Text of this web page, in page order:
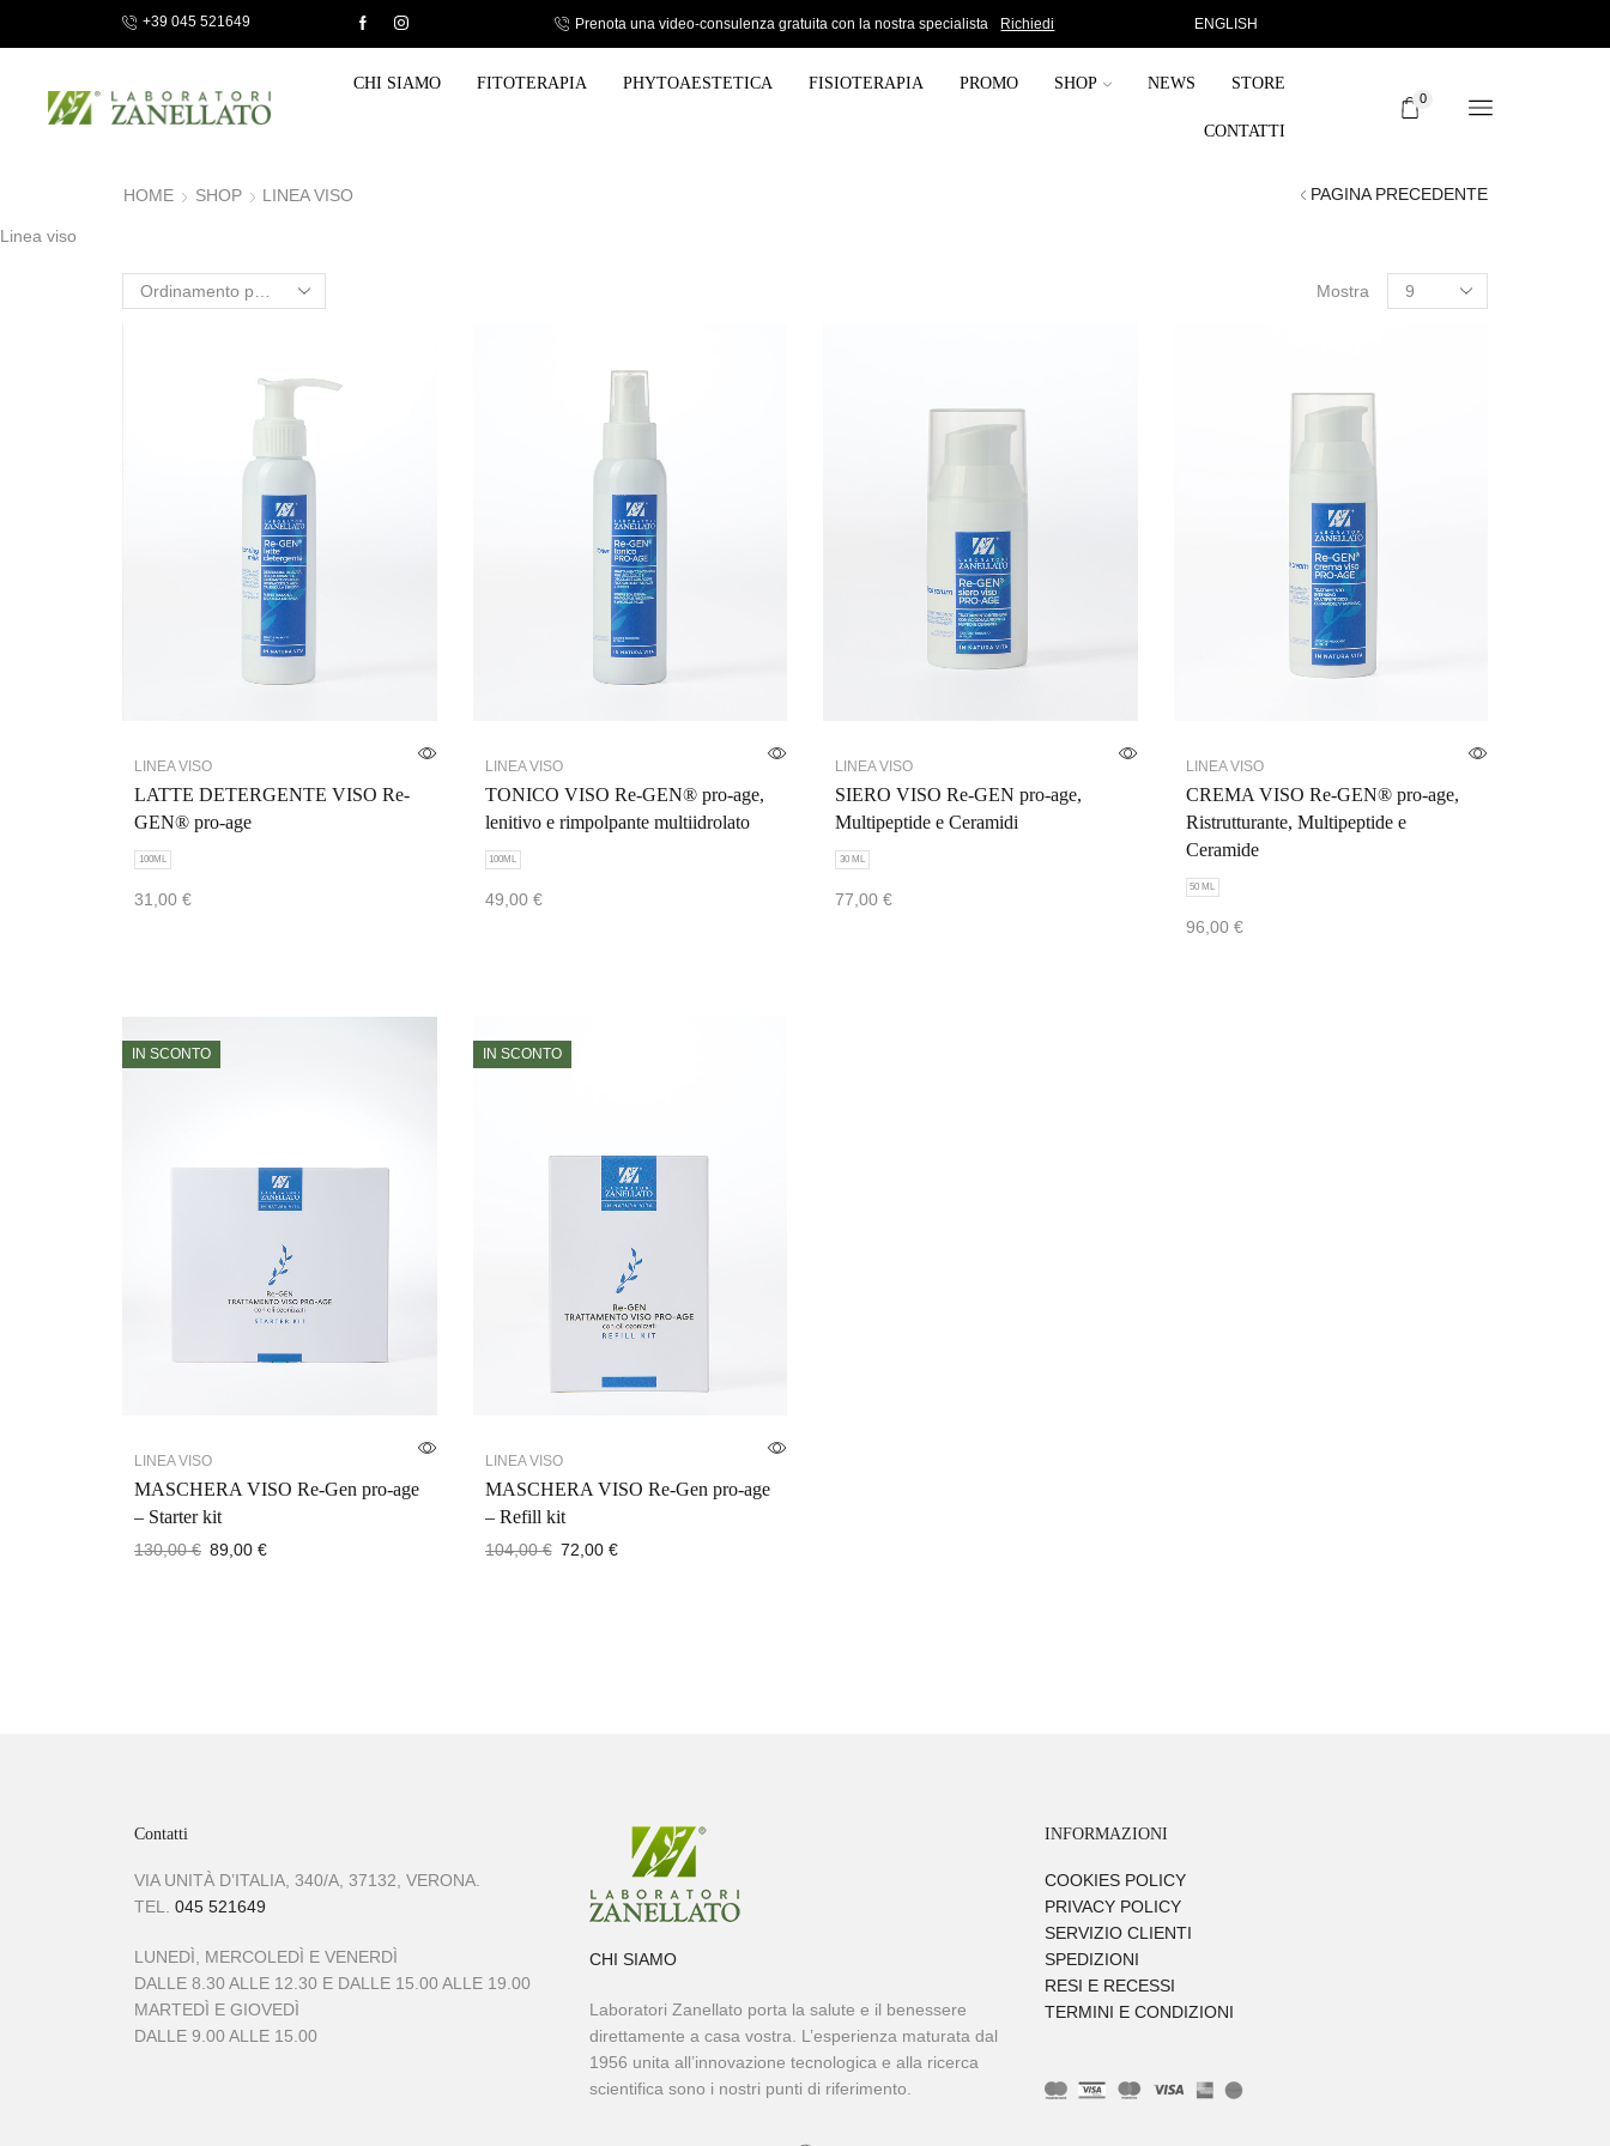
+39 045 521649
10 €, GRATUITA PER ORDINI SUPERIORI A 120,00 € Prenota una video-consulenza gratuita con la nostra specialista Richiedi ENGLISH
CHI SIAMO FITOTERAPIA PHYTOAESTETICA FISIOTERAPIA PROMO SHOP NEWS STORE
CONTATTI
0
HOME SHOP LINEA VISO PAGINA PRECEDENTE
Linea viso
Mostra
LINEA VISO
LATTE DETERGENTE VISO Re-
GEN® pro-age
100ML
31,00 €
LINEA VISO
TONICO VISO Re-GEN® pro-age,
lenitivo e rimpolpante multiidrolato
100ML
49,00 €
LINEA VISO
SIERO VISO Re-GEN pro-age,
Multipeptide e Ceramidi
30 ML
77,00 €
LINEA VISO
CREMA VISO Re-GEN® pro-age,
Ristrutturante, Multipeptide e
Ceramide
50 ML
96,00 €
IN SCONTO
LINEA VISO
MASCHERA VISO Re-Gen pro-age
– Starter kit
130,00€ 89,00 €
IN SCONTO
LINEA VISO
MASCHERA VISO Re-Gen pro-age
– Refill kit
104,00€ 72,00 €
Contatti
VIA UNITÀ D’ITALIA, 340/A, 37132, VERONA.
TEL. 045 521649
LUNEDÌ, MERCOLEDÌ E VENERDÌ
DALLE 8.30 ALLE 12.30 E DALLE 15.00 ALLE 19.00
MARTEDÌ E GIOVEDÌ
DALLE 9.00 ALLE 15.00
CHI SIAMO
Laboratori Zanellato porta la salute e il benessere
direttamente a casa vostra. L’esperienza maturata dal
1956 unita all’innovazione tecnologica e alla ricerca
scientifica sono i nostri punti di riferimento.
INFORMAZIONI
COOKIES POLICY
PRIVACY POLICY
SERVIZIO CLIENTI
SPEDIZIONI
RESI E RECESSI
TERMINI E CONDIZIONI